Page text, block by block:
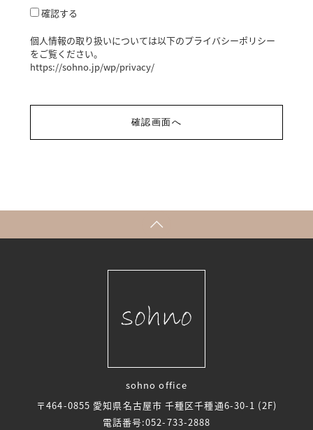
確認する
個人情報の取り扱いについては以下のプライバシーポリシー
をご覧ください。
https://sohno.jp/wp/privacy/
sohno office
〒464-0855 愛知県名古屋市 千種区千種通6-30-1 (2F)
電話番号:052-733-2888